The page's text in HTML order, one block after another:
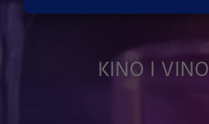
KINO I VINO